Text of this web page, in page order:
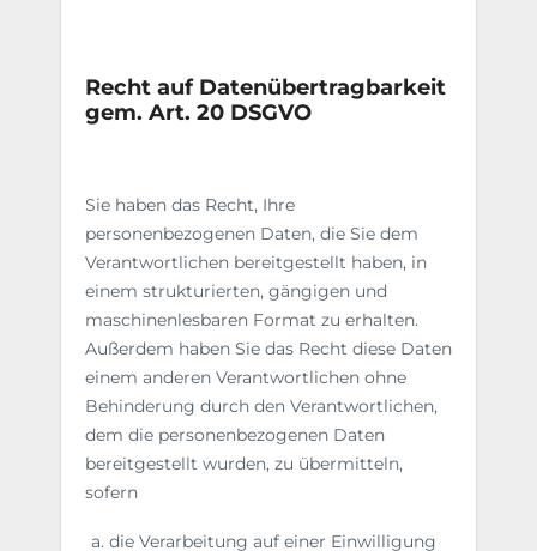
Recht auf Datenübertragbarkeit
gem. Art. 20 DSGVO
Sie haben das Recht, Ihre
personenbezogenen Daten, die Sie dem
Verantwortlichen bereitgestellt haben, in
einem strukturierten, gängigen und
maschinenlesbaren Format zu erhalten.
Außerdem haben Sie das Recht diese Daten
einem anderen Verantwortlichen ohne
Behinderung durch den Verantwortlichen,
dem die personenbezogenen Daten
bereitgestellt wurden, zu übermitteln,
sofern
die Verarbeitung auf einer Einwilligung